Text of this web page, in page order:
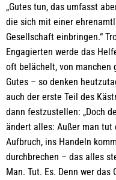
„Gutes tun, das umfasst
die sich mit einer
Gesellschaft einbringen.“
Engagierten werde das
oft belächelt, von manchen
Gutes – so denken
auch der erste Teil des
dann festzustellen: „Doch
ändert alles: Außer man
Aufbruch, ins Handeln
durchbrechen – das alles
Man. Tut. Es. Denn wer